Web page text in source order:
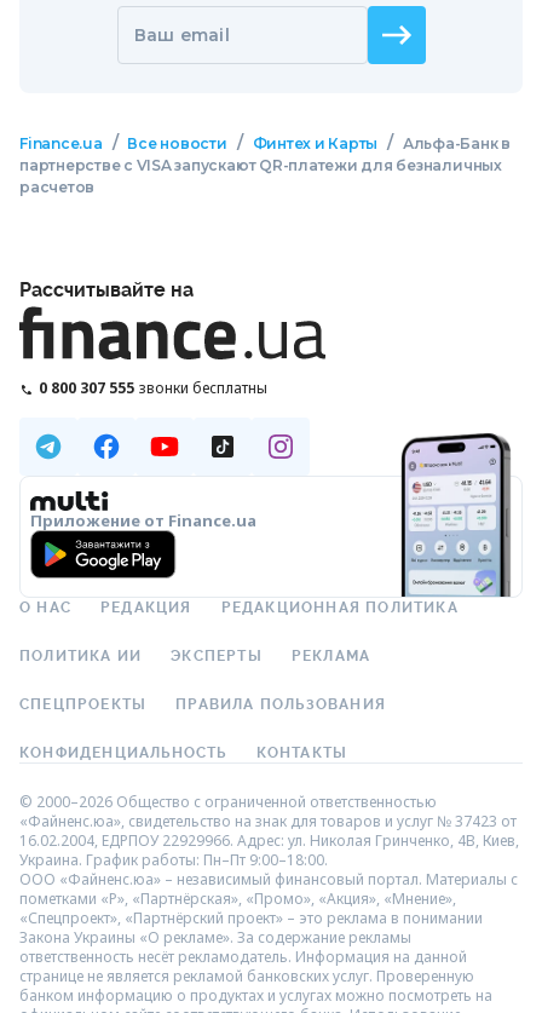
Ваш email
Finance.ua / Все новости / Финтех и Карты / Альфа-Банк в
партнерстве с VISA запускают QR-платежи для безналичных
расчетов
Рассчитывайте на
0 800 307 555 звонки бесплатны
Приложение от Finance.ua
О НАС РЕДАКЦИЯ РЕДАКЦИОННАЯ ПОЛИТИКА
ПОЛИТИКА ИИ ЭКСПЕРТЫ РЕКЛАМА
СПЕЦПРОЕКТЫ ПРАВИЛА ПОЛЬЗОВАНИЯ
КОНФИДЕНЦИАЛЬНОСТЬ КОНТАКТЫ
© 2000–2026 Общество с ограниченной ответственностью
«Файненс.юа», свидетельство на знак для товаров и услуг № 37423 от
16.02.2004, ЕДРПОУ 22929966. Адрес: ул. Николая Гринченко, 4В, Киев,
Украина. График работы: Пн–Пт 9:00–18:00.
ООО «Файненс.юа» – независимый финансовый портал. Материалы с
пометками «Р», «Партнёрская», «Промо», «Акция», «Мнение»,
«Спецпроект», «Партнёрский проект» – это реклама в понимании
Закона Украины «О рекламе». За содержание рекламы
ответственность несёт рекламодатель. Информация на данной
странице не является рекламой банковских услуг. Проверенную
банком информацию о продуктах и услугах можно посмотреть на